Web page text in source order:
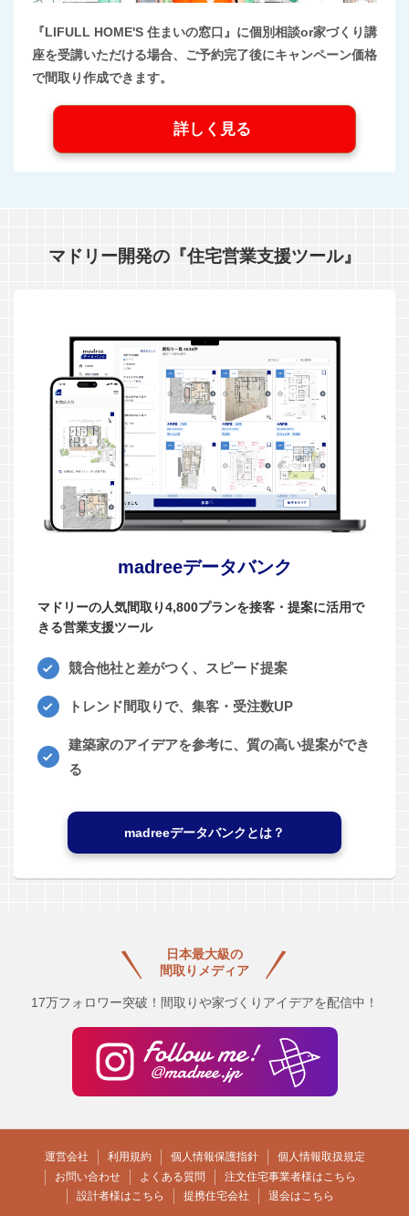
『LIFULL HOME'S 住まいの窓口』に個別相談or家づくり講
座を受講いただける場合、ご予約完了後にキャンペーン価格
で間取り作成できます。
詳しく見る
マドリー開発の『住宅営業支援ツール』
madreeデータバンク
マドリーの人気間取り4,800プランを接客・提案に活用で
きる営業支援ツール
競合他社と差がつく、スピード提案
トレンド間取りで、集客・受注数UP
建築家のアイデアを参考に、質の高い提案ができ
る
madreeデータバンクとは？
日本最大級の
間取りメディア
17万フォロワー突破！間取りや家づくりアイデアを配信中！
運営会社 利用規約 個人情報保護指針
個人情報取扱規定
お問い合わせ
よくある質問
注文住宅事業者様はこちら
設計者様はこちら
提携住宅会社 退会はこちら